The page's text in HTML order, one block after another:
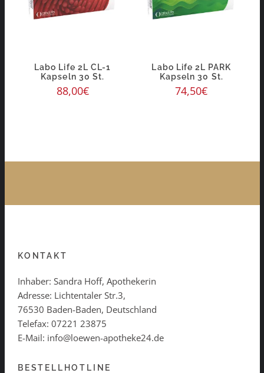
Labo Life 2L CL-1
Kapseln 30 St.
88,00€
Labo Life 2L PARK
Kapseln 30 St.
74,50€
KONTAKT
Inhaber: Sandra Hoff, Apothekerin
Adresse: Lichtentaler Str.3,
76530 Baden-Baden, Deutschland
Telefax: 07221 23875
E-Mail: info@loewen-apotheke24.de
BESTELLHOTLINE